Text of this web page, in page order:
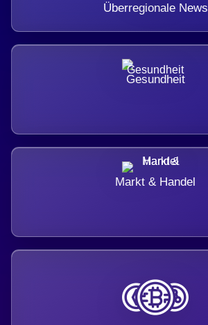
Überregionale News
Gesundheit
Markt & Handel